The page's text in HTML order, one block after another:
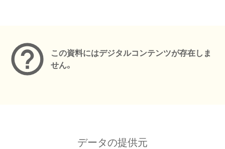
この資料にはデジタルコンテンツが存在しま
せん。
データの提供元